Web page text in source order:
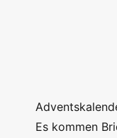
Es kommen